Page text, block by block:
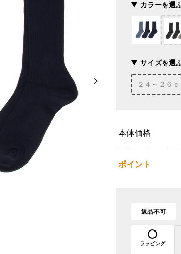
カラーを選
サイズを選
２４～２６ｃ
本体価格
ポイント
返品不可
ラッピング